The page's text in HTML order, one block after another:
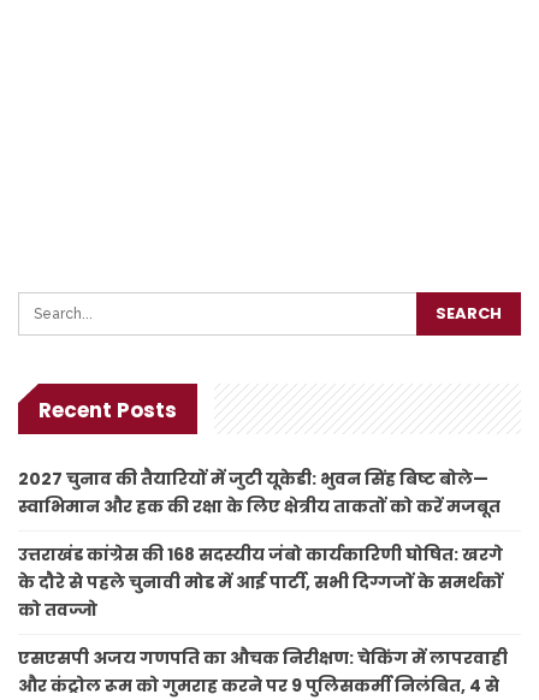
Recent Posts
2027 चुनाव की तैयारियों में जुटी यूकेडी: भुवन सिंह बिष्ट बोले—
स्वाभिमान और हक की रक्षा के लिए क्षेत्रीय ताकतों को करें मजबूत
उत्तराखंड कांग्रेस की 168 सदस्यीय जंबो कार्यकारिणी घोषित: खरगे
के दौरे से पहले चुनावी मोड में आई पार्टी, सभी दिग्गजों के समर्थकों
को तवज्जो
एसएसपी अजय गणपति का औचक निरीक्षण: चेकिंग में लापरवाही
और कंट्रोल रूम को गुमराह करने पर 9 पुलिसकर्मी निलंबित, 4 से